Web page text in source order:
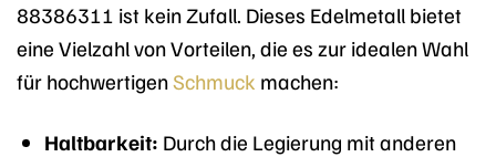
88386311 ist kein Zufall. Dieses Edelmetall bietet
eine Vielzahl von Vorteilen, die es zur idealen Wahl
für hochwertigenSchmuck machen:
Haltbarkeit: Durch die Legierung mit anderen